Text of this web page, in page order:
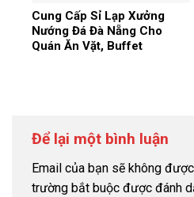
Cung Cấp Sỉ Lạp Xưởng
Nướng Đá Đà Nẵng Cho
Quán Ăn Vặt, Buffet
Để lại một bình luận
Email của bạn sẽ không
trường bắt buộc được đánh